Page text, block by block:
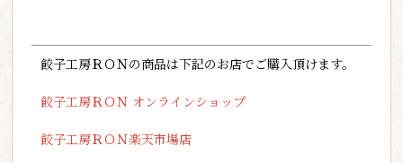
餃子工房ＲＯＮの商品は下記のお店でご購入頂けます。
餃子工房ＲＯＮ オンラインショップ
餃子工房ＲＯＮ楽天市場店